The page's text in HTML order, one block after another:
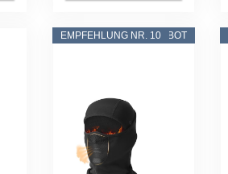
ANGEBOT
EMPFEHLUNG NR. 10